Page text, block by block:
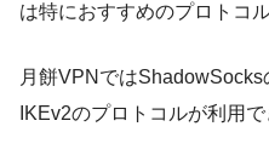
は特におすすめのプロトコル
月餅VPNではShadowSocks
IKEv2のプロトコルが利用で